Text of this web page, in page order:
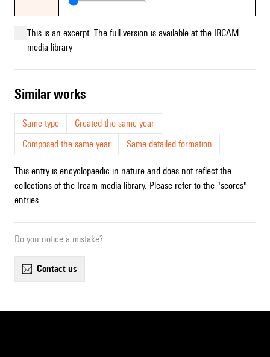
This is an excerpt. The full version is available at the IRCAM
media library
similar works
Same type
Created the same year
Composed the same year
Same detailed formation
This entry is encyclopaedic in nature and does not reflect the
collections of the Ircam media library. Please refer to the "scores"
entries.
Do you notice a mistake?
contact us